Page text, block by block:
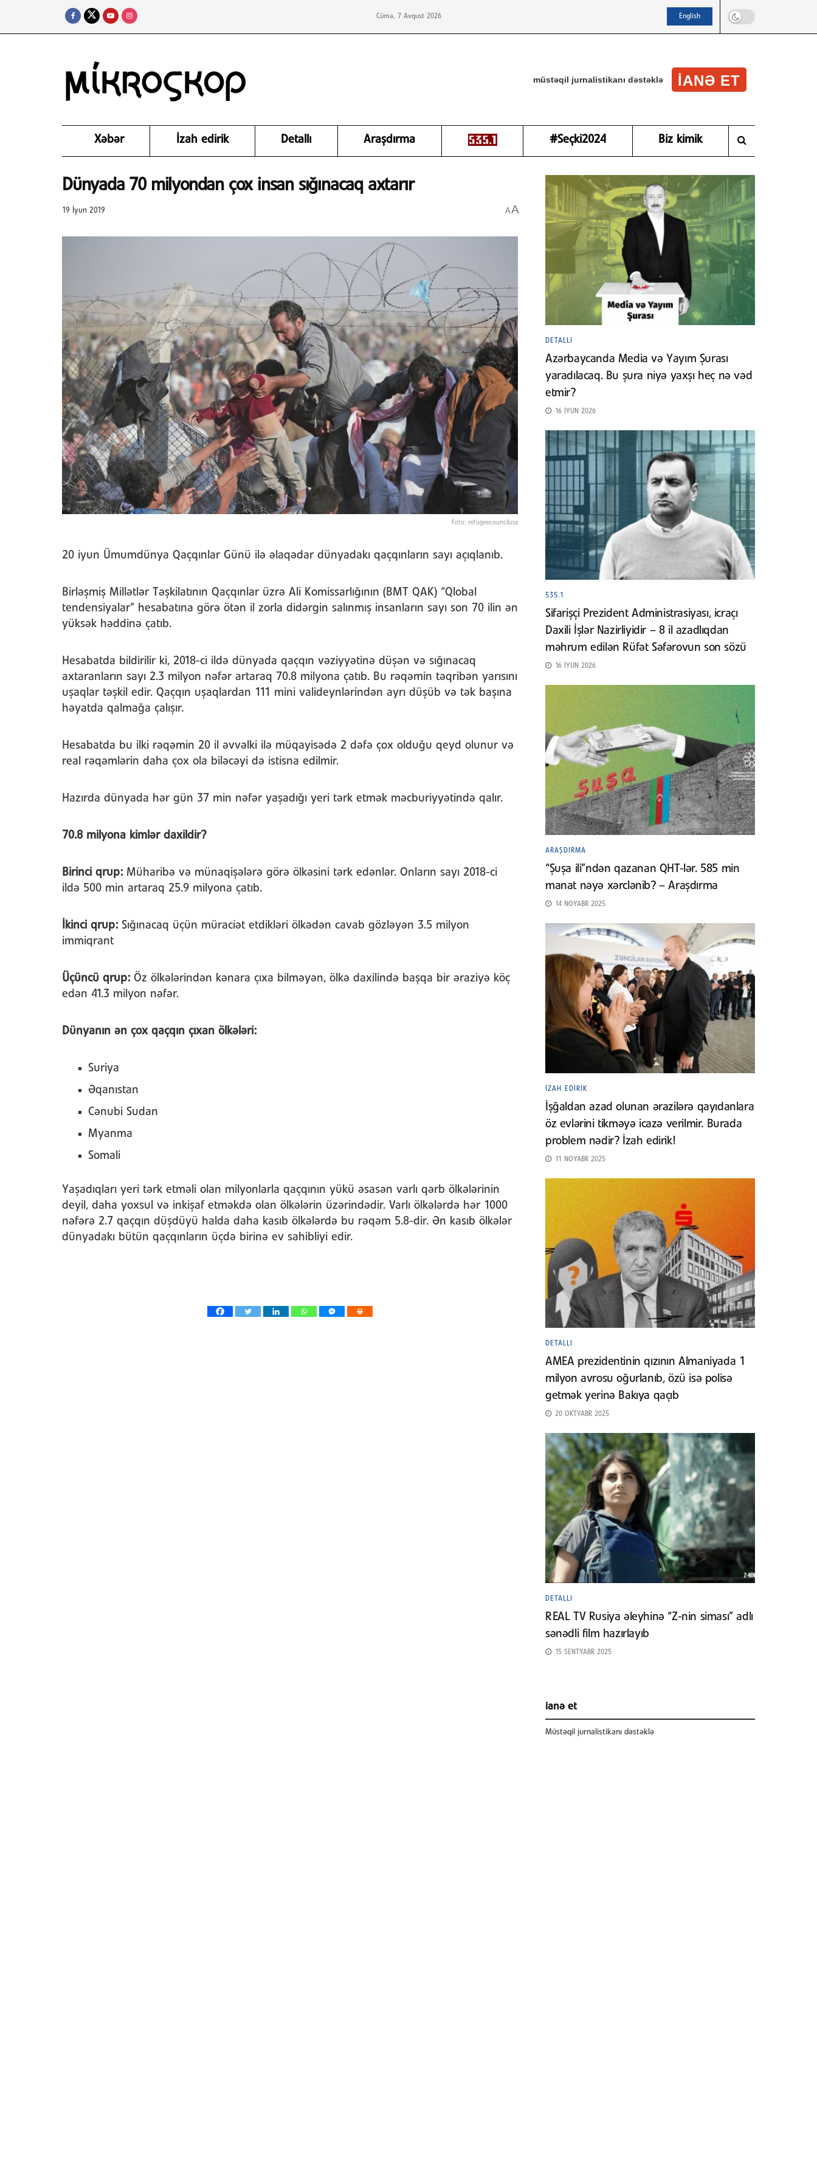
Cümə, 7 Avqust 2026 English
müstəqil jurnalistikanı dəstəklə IANƏ ET
Xəbər İzah edirik Detallı Araşdırma #Seçki2024 Biz kimik
Dünyada 70 milyondan çox insan sığınacaq axtarır
19 İyun 2019 AA
Foto: refugeecouncilusa
20 iyun Ümumdünya Qaçqınlar Günü ilə əlaqədar dünyadakı qaçqınların sayı açıqlanıb.
Birləşmiş Millətlər Təşkilatının Qaçqınlar üzrə Ali Komissarlığının (BMT QAK) “Qlobal
tendensiyalar” hesabatına görə ötən il zorla didərgin salınmış insanların sayı son 70 ilin ən
yüksək həddinə çatıb.
Hesabatda bildirilir ki, 2018-ci ildə dünyada qaçqın vəziyyətinə düşən və sığınacaq
axtaranların sayı 2.3 milyon nəfər artaraq 70.8 milyona çatıb. Bu rəqəmin təqribən yarısını
uşaqlar təşkil edir. Qaçqın uşaqlardan 111 mini valideynlərindən ayrı düşüb və tək başına
həyatda qalmağa çalışır.
Hesabatda bu ilki rəqəmin 20 il əvvəlki ilə müqayisədə 2 dəfə çox olduğu qeyd olunur və
real rəqəmlərin daha çox ola biləcəyi də istisna edilmir.
Hazırda dünyada hər gün 37 min nəfər yaşadığı yeri tərk etmək məcburiyyətində qalır.
70.8 milyona kimlər daxildir?
Birinci qrup: Müharibə və münaqişələrə görə ölkəsini tərk edənlər. Onların sayı 2018-ci
ildə 500 min artaraq 25.9 milyona çatıb.
İkinci qrup: Sığınacaq üçün müraciət etdikləri ölkədən cavab gözləyən 3.5 milyon
immiqrant
Üçüncü qrup: Öz ölkələrindən kənara çıxa bilməyən, ölkə daxilində başqa bir əraziyə köç
edən 41.3 milyon nəfər.
Dünyanın ən çox qaçqın çıxan ölkələri:
Suriya
Əqanıstan
Cənubi Sudan
Myanma
Somali
Yaşadıqları yeri tərk etməli olan milyonlarla qaçqının yükü əsasən varlı qərb ölkələrinin
deyil, daha yoxsul və inkişaf etməkdə olan ölkələrin üzərindədir. Varlı ölkələrdə hər 1000
nəfərə 2.7 qaçqın düşdüyü halda daha kasıb ölkələrdə bu rəqəm 5.8-dir. Ən kasıb ölkələr
dünyadakı bütün qaçqınların üçdə birinə ev sahibliyi edir.
DETALLI
Azərbaycanda Media və Yayım Şurası
yaradılacaq. Bu şura niyə yaxşı heç nə vəd
etmir?
16 İYUN 2026
535.1
Sifarişçi Prezident Administrasiyası, icraçı
Daxili İşlər Nazirliyidir – 8 il azadlıqdan
məhrum edilən Rüfət Səfərovun son sözü
16 İYUN 2026
ARAŞDIRMA
“Şuşa ili”ndən qazanan QHT-lər. 585 min
manat nəyə xərclənib? – Araşdırma
14 NOYABR 2025
İZAH EDIRIK
İşğaldan azad olunan ərazilərə qayıdanlara
öz evlərini tikməyə icazə verilmir. Burada
problem nədir? İzah edirik!
11 NOYABR 2025
DETALLI
AMEA prezidentinin qızının Almaniyada 1
milyon avrosu oğurlanıb, özü isə polisə
getmək yerinə Bakıya qaçıb
20 OKTYABR 2025
DETALLI
REAL TV Rusiya əleyhinə “Z-nin siması” adlı
sənədli film hazırlayıb
15 SENTYABR 2025
ianə et
Müstəqil jurnalistikanı dəstəklə